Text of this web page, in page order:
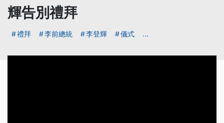
輝告別禮拜
禮拜 李前總統 李登輝 儀式 ...